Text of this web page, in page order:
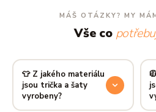
MÁŠ OTÁZKY? MY
Vše co
👕 Z jakého materiálu
jsou trička a šaty
vyrobeny?